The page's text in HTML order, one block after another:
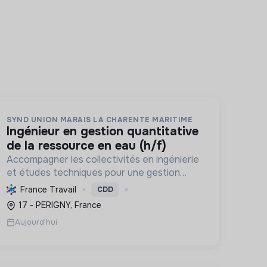
SYND UNION MARAIS LA CHARENTE MARITIME
ingénieur en gestion quantitative
de la ressource en eau (h/f)
Accompagner les collectivités en ingénierie
et études techniques pour une gestion
durable de l'eau, prévenir les inondations et
préserver les milieux aquatiques face au
changement climatique.
France Travail CDD
17 - PERIGNY, France
Aujourd'hui